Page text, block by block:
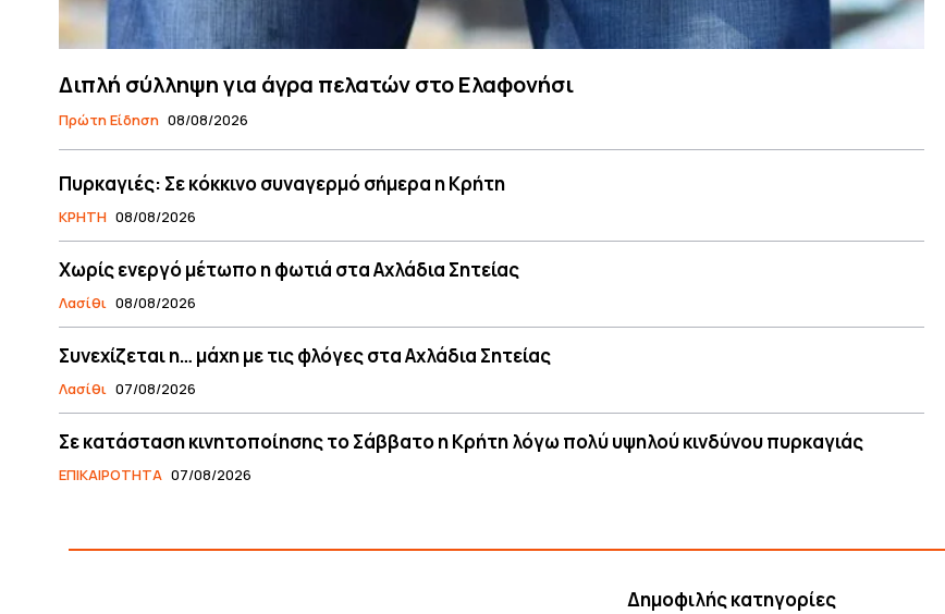
Διπλή σύλληψη για άγρα πελατών στο Ελαφονήσι
Πρώτη Είδηση 08/08/2026
Πυρκαγιές: Σε κόκκινο συναγερμό σήμερα η Κρήτη
ΚΡΗΤΗ 08/08/2026
Χωρίς ενεργό μέτωπο η φωτιά στα Αχλάδια Σητείας
Λασίθι 08/08/2026
Συνεχίζεται η… μάχη με τις φλόγες στα Αχλάδια Σητείας
Λασίθι 07/08/2026
Σε κατάσταση κινητοποίησης το Σάββατο η Κρήτη λόγω πολύ υψηλού κινδύνου πυρκαγιάς
ΕΠΙΚΑΙΡΟΤΗΤΑ 07/08/2026
Δημοφιλής κατηγορίες